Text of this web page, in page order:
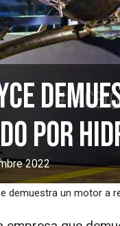
por
2022
demuestra un motor a